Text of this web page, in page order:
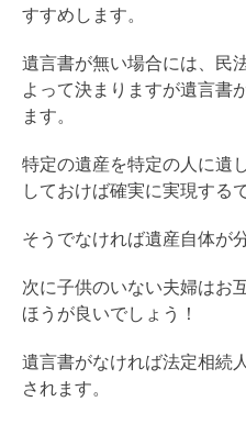
すすめします。
遺言書が無い場合には、民
よって決まりますが遺言書
ます。
特定の遺産を特定の人に遺
しておけば確実に実現する
そうでなければ遺産自体が
次に子供のいない夫婦はお
ほうが良いでしょう！
遺言書がなければ法定相続
されます。